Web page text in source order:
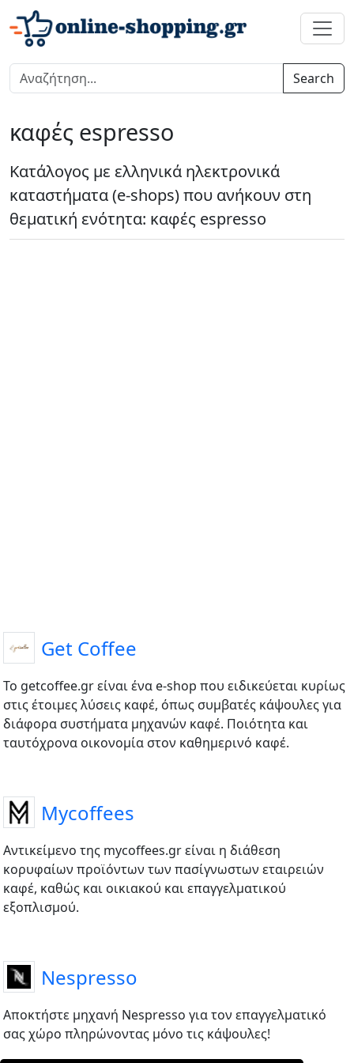
Search
καφές espresso
Κατάλογος με ελληνικά ηλεκτρονικά
καταστήματα (e-shops) που ανήκουν στη
θεματική ενότητα: καφές espresso
Get Coffee
Το getcoffee.gr είναι ένα e-shop που ειδικεύεται κυρίως
στις έτοιμες λύσεις καφέ, όπως συμβατές κάψουλες για
διάφορα συστήματα μηχανών καφέ. Ποιότητα και
ταυτόχρονα οικονομία στον καθημερινό καφέ.
Mycoffees
Αντικείμενο της mycoffees.gr είναι η διάθεση
κορυφαίων προϊόντων των πασίγνωστων εταιρειών
καφέ, καθώς και οικιακού και επαγγελματικού
εξοπλισμού.
Nespresso
Αποκτήστε μηχανή Nespresso για τον επαγγελματικό
σας χώρο πληρώνοντας μόνο τις κάψουλες!